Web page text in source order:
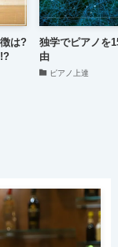
は?
独学でピアノを
由
ピアノ上達